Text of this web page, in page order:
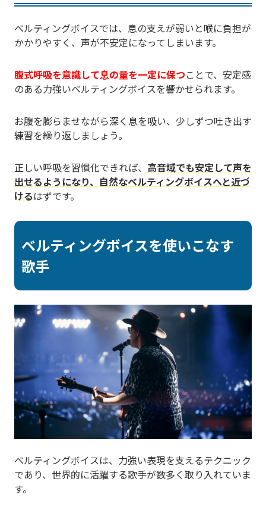
ベルティングボイスでは、息の支えが弱いと喉に負担が
かかりやすく、声が不安定になってしまいます。
腹式呼吸を意識して息の量を一定に保つことで、安定感
のある力強いベルティングボイスを響かせられます。
お腹を膨らませながら深く息を吸い、少しずつ吐き出す
練習を繰り返しましょう。
正しい呼吸を習慣化できれば、 高音域でも安定して声を
出せるようになり、自然なベルティングボイスへと近づ
けるはずです。
ベルティングボイスを使いこなす
歌手
ベルティングボイスは、力強い表現を支えるテクニック
であり、世界的に活躍する歌手が数多く取り入れていま
す。